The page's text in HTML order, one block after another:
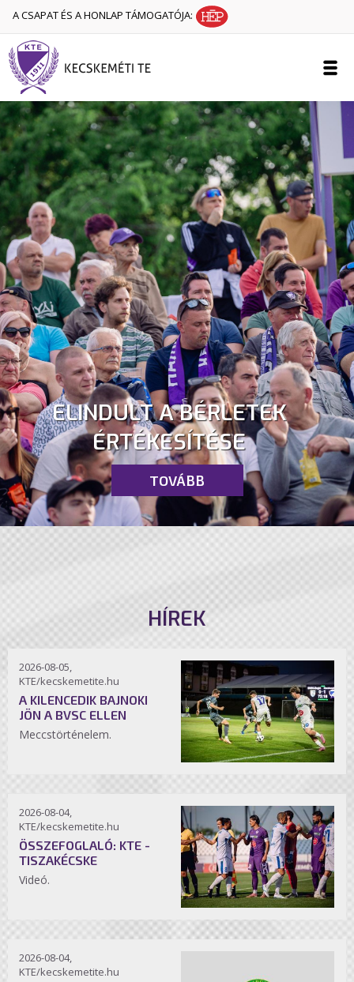
A CSAPAT ÉS A HONLAP TÁMOGATÓJA:
ELINDULT A BÉRLETEK
ÉRTÉKESÍTÉSE
TOVÁBB
HÍREK
2026-08-05,
KTE/kecskemetite.hu
A KILENCEDIK BAJNOKI
JÖN A BVSC ELLEN
Meccstörténelem.
2026-08-04,
KTE/kecskemetite.hu
ÖSSZEFOGLALÓ: KTE -
TISZAKÉCSKE
Videó.
2026-08-04,
KTE/kecskemetite.hu